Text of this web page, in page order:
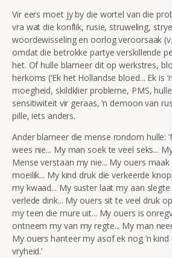
Vir eers moet jy by die wortel van die
vra wat die konflik, rusie, struweling,
woordewisseling en oorlog veroorsaak
omdat die betrokke partye verskillende
het. Of hulle blameer dit op werkstres,
herkoms (‘Ek het Hollandse bloed... Ek is
moegheid, skildklier probleme, PMS,
sensitiwiteit vir geraas, ’n demoon van
pille, iets anders.
Ander blameer die mense rondom hulle:
wees nie... My man soek te veel seks...
Mense verstaan my nie... My ouers
moeilik... My kind druk die verkeerde
my kwaad... My suster laat my aan
verlede dink... My ouers sit te veel druk
my teen die mure uit... My ouers is
ontneem my van my regte... My man
My ouers hanteer my asof ek nog ’n
vryheid.’